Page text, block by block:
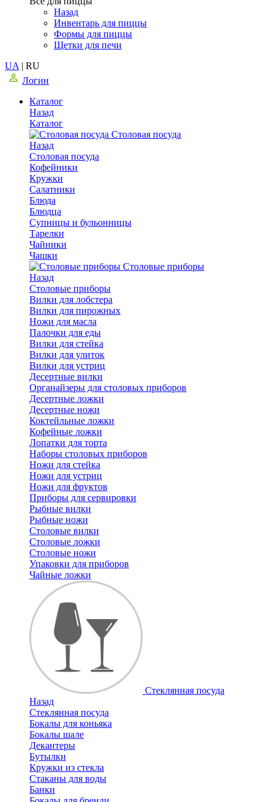
Назад
Инвентарь для пиццы
Формы для пиццы
Щетки для печи
UA | RU
Логин
Каталог
Назад
Каталог
Столовая посуда
Назад
Столовая посуда
Кофейники
Кружки
Салатники
Блюда
Блюдца
Супницы и бульонницы
Тарелки
Чайники
Чашки
Cтоловые приборы
Назад
Cтоловые приборы
Вилки для лобстера
Вилки для пирожных
Ножи для масла
Палочки для еды
Вилки для стейка
Вилки для улиток
Вилки для устриц
Десертные вилки
Органайзеры для столовых приборов
Десертные ложки
Десертные ножи
Коктейльные ложки
Кофейные ложки
Лопатки для торта
Наборы столовых приборов
Ножи для стейка
Ножи для устриц
Ножи для фруктов
Приборы для сервировки
Рыбные вилки
Рыбные ножи
Столовые вилки
Столовые ложки
Столовые ножи
Упаковки для приборов
Чайные ложки
Стеклянная посуда
Назад
Стеклянная посуда
Бокалы для коньяка
Бокалы шале
Декантеры
Бутылки
Кружки из стекла
Стаканы для воды
Банки